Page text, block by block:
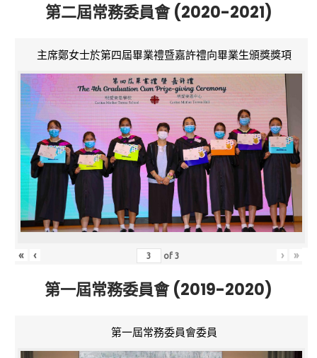
第二屆常務委員會 (2020-2021)
主席鄭女士於第四屆畢業禮暨嘉許禮向畢業生頒獎獎項
« ‹ of3 › »
第一屆常務委員會 (2019-2020)
第一屆常務委員會委員